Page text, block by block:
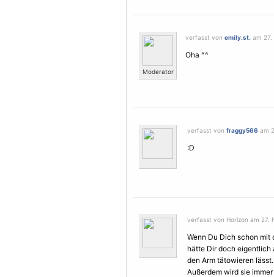
Moderator
verfasst von emily.st. am 27.
Oha ^^
verfasst von fraggy566 am
:D
verfasst von Horizon am 27.
Wenn Du Dich schon
hätte Dir doch eigentlich
den Arm tätowieren lässt.
Außerdem wird sie